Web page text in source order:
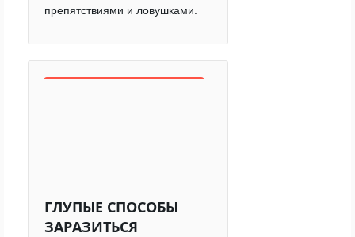
препятствиями и ловушками.
ГЛУПЫЕ СПОСОБЫ
ЗАРАЗИТЬСЯ